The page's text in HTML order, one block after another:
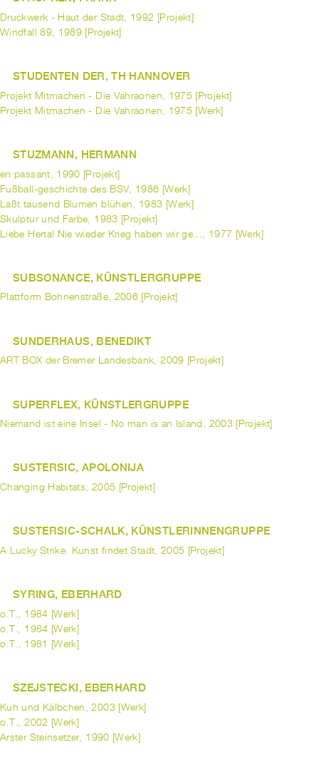
Druckwerk - Haut der Stadt, 1992 [Projekt]
Windfall 89, 1989 [Projekt]
STUDENTEN DER, TH HANNOVER
Projekt Mitmachen - Die Vahraonen, 1975 [Projekt]
Projekt Mitmachen - Die Vahraonen, 1975 [Werk]
STUZMANN, HERMANN
en passant, 1990 [Projekt]
Fußball-geschichte des BSV, 1986 [Werk]
Laßt tausend Blumen blühen, 1983 [Werk]
Skulptur und Farbe, 1983 [Projekt]
Liebe Herta! Nie wieder Krieg haben wir ge..., 1977 [Werk]
SUBSONANCE, KÜNSTLERGRUPPE
Plattform Bohnenstraße, 2006 [Projekt]
SUNDERHAUS, BENEDIKT
ART BOX der Bremer Landesbank, 2009 [Projekt]
SUPERFLEX, KÜNSTLERGRUPPE
Niemand ist eine Insel - No man is an Island, 2003 [Projekt]
SUSTERSIC, APOLONIJA
Changing Habitats, 2005 [Projekt]
SUSTERSIC-SCHALK, KÜNSTLERINNENGRUPPE
A Lucky Strike. Kunst findet Stadt, 2005 [Projekt]
SYRING, EBERHARD
o.T., 1984 [Werk]
o.T., 1984 [Werk]
o.T., 1981 [Werk]
SZEJSTECKI, EBERHARD
Kuh und Kälbchen, 2003 [Werk]
o.T., 2002 [Werk]
Arster Steinsetzer, 1990 [Werk]